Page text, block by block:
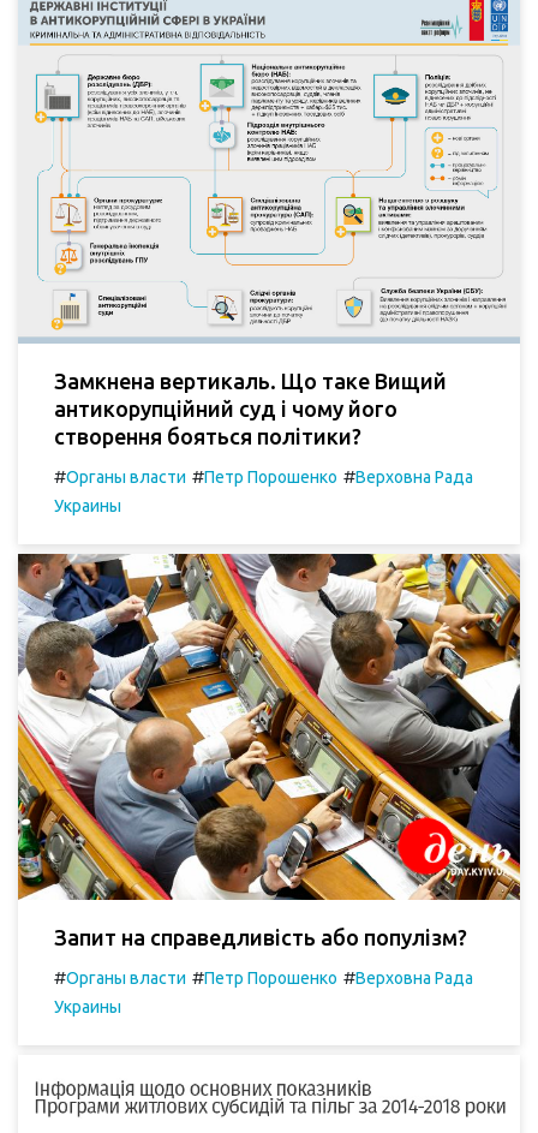
Замкнена вертикаль. Що таке Вищий
антикорупційний суд і чому його
створення бояться політики?
#Органы власти #Петр Порошенко #Верховна Рада
Украины
Запит на справедливість або популізм?
#Органы власти #Петр Порошенко #Верховна Рада
Украины